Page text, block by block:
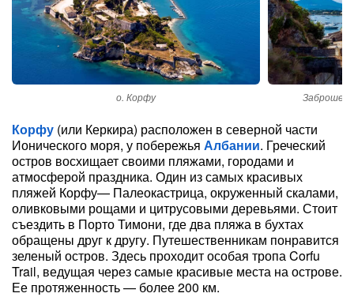
о. Корфу
Корфу (или Керкира) расположен в северной части
Ионического моря, у побережья Албании. Греческий
остров восхищает своими пляжами, городами и
атмосферой праздника. Один из самых красивых
пляжей Корфу— Палеокастрица, окруженный скалами,
оливковыми рощами и цитрусовыми деревьями. Стоит
съездить в Порто Тимони, где два пляжа в бухтах
обращены друг к другу. Путешественникам понравится
зеленый остров. Здесь проходит особая тропа Corfu
Trail, ведущая через самые красивые места на острове.
Ее протяженность — более 200 км.